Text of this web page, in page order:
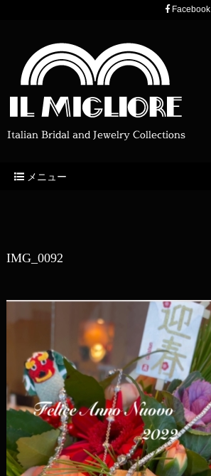
Italian Bridal and Jewelry Collections
メニュー
Facebook
IMG_0092